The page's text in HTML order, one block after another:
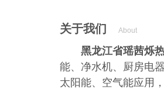
关于我们 About
黑龙江省瑶茜烁
能、净水机、厨房电
太阳能、空气能应用